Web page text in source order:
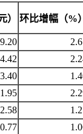
） 环比增幅（%